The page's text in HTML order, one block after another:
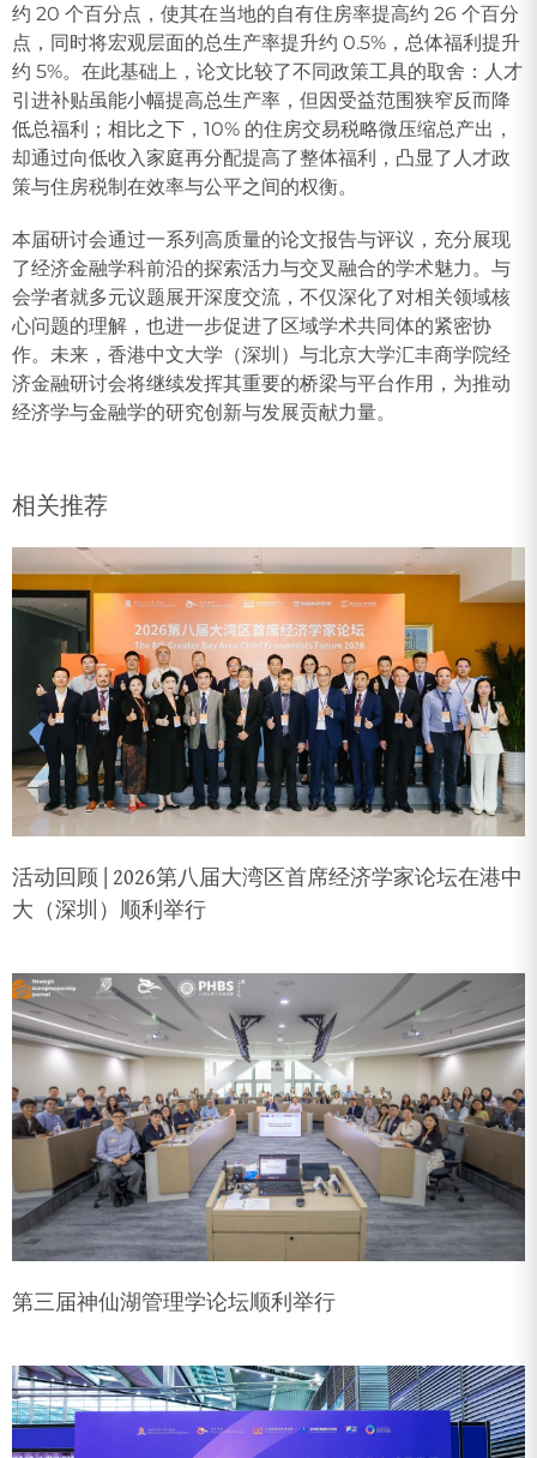
约 20 个百分点，使其在当地的自有住房率提高约 26 个百分
点，同时将宏观层面的总生产率提升约 0.5%，总体福利提升
约 5%。在此基础上，论文比较了不同政策工具的取舍：人才
引进补贴虽能小幅提高总生产率，但因受益范围狭窄反而降
低总福利；相比之下，10% 的住房交易税略微压缩总产出，
却通过向低收入家庭再分配提高了整体福利，凸显了人才政
策与住房税制在效率与公平之间的权衡。
本届研讨会通过一系列高质量的论文报告与评议，充分展现
了经济金融学科前沿的探索活力与交叉融合的学术魅力。与
会学者就多元议题展开深度交流，不仅深化了对相关领域核
心问题的理解，也进一步促进了区域学术共同体的紧密协
作。未来，香港中文大学（深圳）与北京大学汇丰商学院经
济金融研讨会将继续发挥其重要的桥梁与平台作用，为推动
经济学与金融学的研究创新与发展贡献力量。
相关推荐
活动回顾 | 2026第八届大湾区首席经济学家论坛在港中
大（深圳）顺利举行
第三届神仙湖管理学论坛顺利举行